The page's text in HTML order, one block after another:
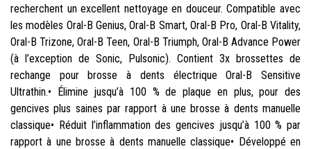
recherchent un excellent nettoyage en douceur. Compatible avec
les modèles Oral-B Genius, Oral-B Smart, Oral-B Pro, Oral-B Vitality,
Oral-B Trizone, Oral-B Teen, Oral-B Triumph, Oral-B Advance Power
(à l’exception de Sonic, Pulsonic). Contient 3x brossettes de
rechange pour brosse à dents électrique Oral-B Sensitive
Ultrathin.• Élimine jusqu’à 100 % de plaque en plus, pour des
gencives plus saines par rapport à une brosse à dents manuelle
classique• Réduit l’inflammation des gencives jusqu’à 100 % par
rapport à une brosse à dents manuelle classique• Développé en